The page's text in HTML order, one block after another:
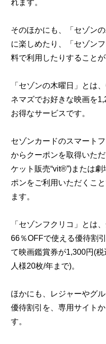
れます。
そのほかにも、「セゾン
に楽しめたり、「セゾン
料で利用したりすることが
「セゾンの木曜日」とは
ネマズでお好きな映画を
お得なサービスです。
セゾンカードのスマート
からクーポンを取得いた
ケット販売“vit®”)または
ポンをご利用いただくこ
ます。
「セゾンフクリコ」とは
66％OFFで使える優待割
て映画鑑賞券が1,300円(
人様20枚/年まで)。
ほかにも、レジャーやグ
優待割引を、専用サイト
す。